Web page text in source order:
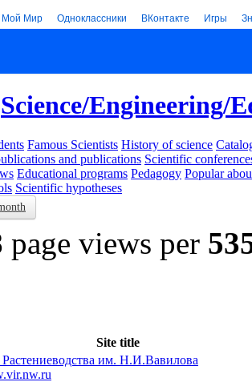
Мой Мир Одноклассники ВКонтакте Игры
Science/Engineering/
Famous Scientists History of science
and publications Scientific
Educational programs Pedagogy Popular
Scientific hypotheses
page views per
Site title
им. Н.И.Вавилова